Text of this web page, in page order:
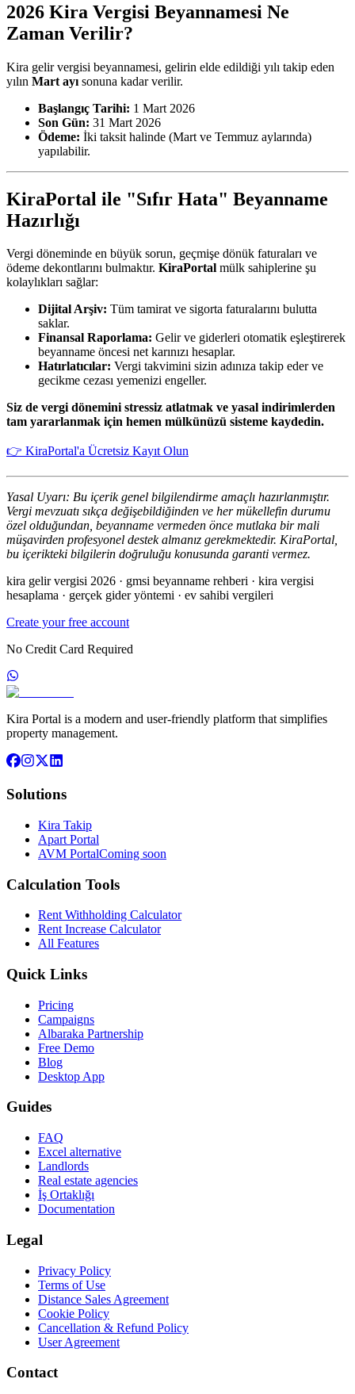
2026 Kira Vergisi Beyannamesi Ne
Zaman Verilir?
Kira gelir vergisi beyannamesi, gelirin elde edildiği yılı takip eden
yılın Mart ayı sonuna kadar verilir.
Başlangıç Tarihi: 1 Mart 2026
Son Gün: 31 Mart 2026
Ödeme: İki taksit halinde (Mart ve Temmuz aylarında)
yapılabilir.
KiraPortal ile "Sıfır Hata" Beyanname
Hazırlığı
Vergi döneminde en büyük sorun, geçmişe dönük faturaları ve
ödeme dekontlarını bulmaktır. KiraPortal mülk sahiplerine şu
kolaylıkları sağlar:
Dijital Arşiv: Tüm tamirat ve sigorta faturalarını bulutta
saklar.
Finansal Raporlama: Gelir ve giderleri otomatik eşleştirerek
beyanname öncesi net karınızı hesaplar.
Hatırlatıcılar: Vergi takvimini sizin adınıza takip eder ve
gecikme cezası yemenizi engeller.
Siz de vergi dönemini stressiz atlatmak ve yasal indirimlerden
tam yararlanmak için hemen mülkünüzü sisteme kaydedin.
👉 KiraPortal'a Ücretsiz Kayıt Olun
Yasal Uyarı: Bu içerik genel bilgilendirme amaçlı hazırlanmıştır.
Vergi mevzuatı sıkça değişebildiğinden ve her mükellefin durumu
özel olduğundan, beyanname vermeden önce mutlaka bir mali
müşavirden profesyonel destek almanız gerekmektedir. KiraPortal,
bu içerikteki bilgilerin doğruluğu konusunda garanti vermez.
kira gelir vergisi 2026 · gmsi beyanname rehberi · kira vergisi
hesaplama · gerçek gider yöntemi · ev sahibi vergileri
Create your free account
No Credit Card Required
Kira Portal is a modern and user-friendly platform that simplifies
property management.
Solutions
Kira Takip
Apart Portal
AVM PortalComing soon
Calculation Tools
Rent Withholding Calculator
Rent Increase Calculator
All Features
Quick Links
Pricing
Campaigns
Albaraka Partnership
Free Demo
Blog
Desktop App
Guides
FAQ
Excel alternative
Landlords
Real estate agencies
İş Ortaklığı
Documentation
Legal
Privacy Policy
Terms of Use
Distance Sales Agreement
Cookie Policy
Cancellation & Refund Policy
User Agreement
Contact